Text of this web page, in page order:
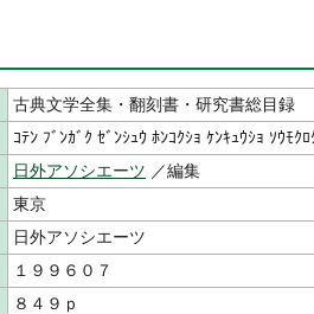
古典文学全集・翻刻書・研究書総目録
ｺﾃﾝ ﾌﾞﾝｶﾞｸ ｾﾞﾝｼｭｳ ﾎﾝｺｸｼｮ ｹﾝｷｭｳｼｮ ｿｳﾓｸﾛ
日外アソシエーツ ／編集
東京
日外アソシエーツ
１９９６０７
８４９ｐ